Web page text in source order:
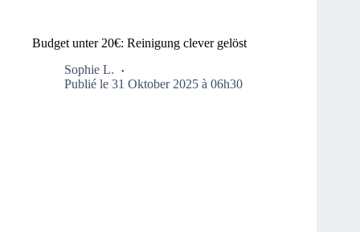
Budget unter 20€: Reinigung clever gelöst
Sophie L.
Publié le 31 Oktober 2025 à 06h30